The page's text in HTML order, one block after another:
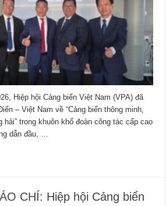
Hiệp hội Cảng biển Việt Nam (VPA) đã
– Việt Nam về “Cảng biển thông minh,
hải” trong khuôn khổ đoàn công tác cấp cao
dẫn đầu, …
CHÍ: Hiệp hội Cảng biển